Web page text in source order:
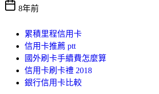
8年前
累積里程信用卡
信用卡推薦 ptt
國外刷卡手續費怎麼算
信用卡刷卡禮 2018
銀行信用卡比較